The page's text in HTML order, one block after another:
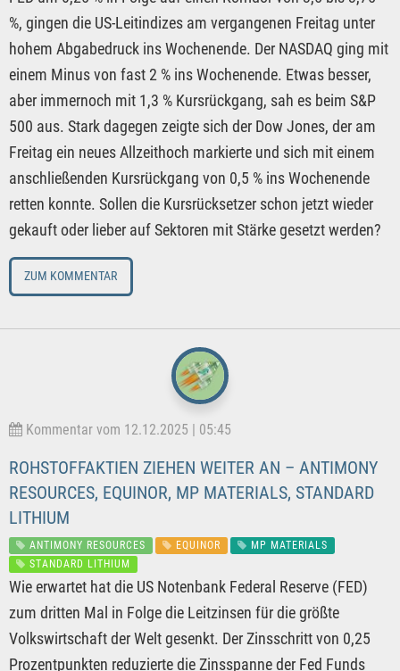
%, gingen die US-Leitindizes am vergangenen Freitag unter
hohem Abgabedruck ins Wochenende. Der NASDAQ ging mit
einem Minus von fast 2 % ins Wochenende. Etwas besser,
aber immernoch mit 1,3 % Kursrückgang, sah es beim S&P
500 aus. Stark dagegen zeigte sich der Dow Jones, der am
Freitag ein neues Allzeithoch markierte und sich mit einem
anschließenden Kursrückgang von 0,5 % ins Wochenende
retten konnte. Sollen die Kursrücksetzer schon jetzt wieder
gekauft oder lieber auf Sektoren mit Stärke gesetzt werden?
ZUM KOMMENTAR
Kommentar vom 12.12.2025 | 05:45
ROHSTOFFAKTIEN ZIEHEN WEITER AN – ANTIMONY
RESOURCES, EQUINOR, MP MATERIALS, STANDARD
LITHIUM
ANTIMONY RESOURCES EQUINOR
MP MATERIALS
STANDARD LITHIUM
Wie erwartet hat die US Notenbank Federal Reserve (FED)
zum dritten Mal in Folge die Leitzinsen für die größte
Volkswirtschaft der Welt gesenkt. Der Zinsschritt von 0,25
Prozentpunkten reduzierte die Zinsspanne der Fed Funds